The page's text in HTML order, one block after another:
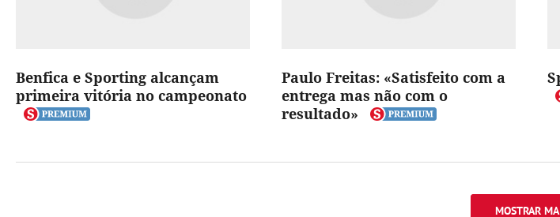
Benfica e Sporting alcançam
primeira vitória no campeonato
Paulo Freitas: «Satisfeito com a
entrega mas não com o
resultado»
MOSTRAR